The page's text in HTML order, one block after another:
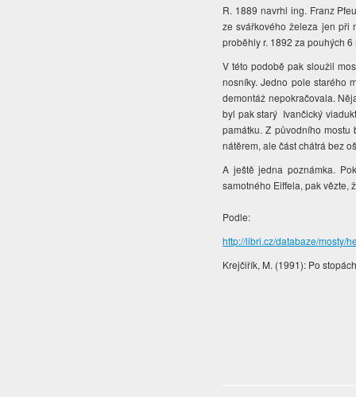
R. 1889 navrhl ing. Franz
ze svářkového železa jen při
proběhly r. 1892 za pouhých
V této podobě pak sloužil
nosníky. Jedno pole starého
demontáž nepokračovala.
byl pak starý Ivančický
památku. Z původního
nátěrem, ale část chátrá bez
A ještě jedna poznámka.
samotného Eiffela, pak vězte,
Podle:
http://libri.cz/databaze/mosty/
Krejčiřík, M. (1991): Po